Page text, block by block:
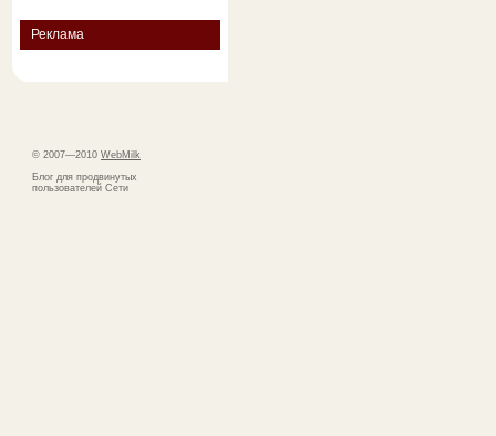
Реклама
© 2007—2010 WebMilk
Блог для продвинутых
пользователей Сети